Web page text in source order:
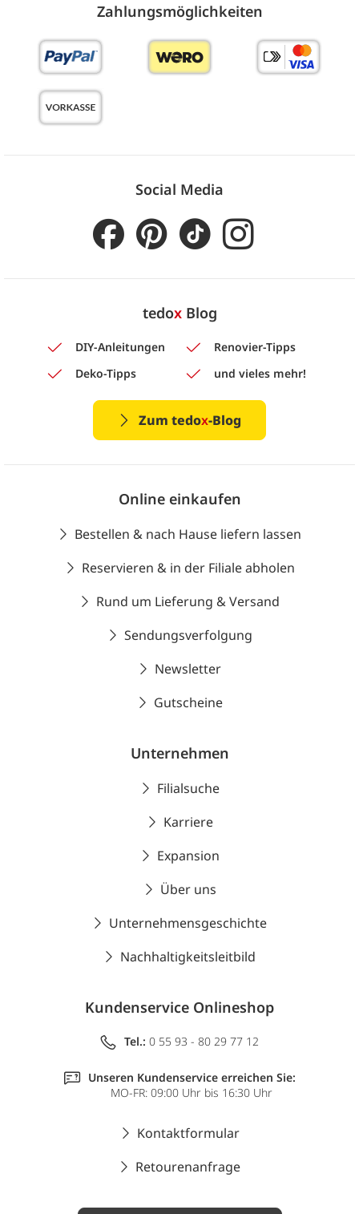
Zahlungs­möglich­keiten
Social Media
tedoxBlog
DIY-Anleitungen
Renovier-Tipps
Deko-Tipps
und vieles mehr!
Zum tedox-Blog
Online einkaufen
Bestellen & nach Hause liefern lassen
Reservieren & in der Filiale abholen
Rund um Lieferung & Versand
Sendungsverfolgung
Newsletter
Gutscheine
Unternehmen
Filialsuche
Karriere
Expansion
Über uns
Unternehmensgeschichte
Nachhaltigkeitsleitbild
Kundenservice Onlineshop
Tel.: 0 55 93 - 80 29 77 12
Unseren Kundenservice erreichen Sie:
MO-FR: 09:00 Uhr bis 16:30 Uhr
Kontaktformular
Retourenanfrage